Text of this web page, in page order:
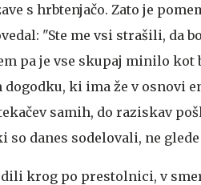
s hrbtenjačo. Zato je
"Ste me vsi strašili, da
pa je vse skupaj minilo
dogodku, ki ima že v osnovi
samih, do raziskav
so danes sodelovali, ne
krog po prestolnici, v